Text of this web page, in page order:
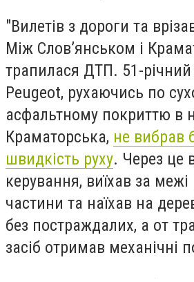
"Вилетів з дороги та
Між Слов’янськом і
трапилася ДТП. 51-річний
Peugeot, рухаючись по
асфальтному покриттю в
Краматорська, не вибрав
швидкість руху. Через це
керування, виїхав за межі
частини та наїхав на
без постраждалих, а от
засіб отримав механічні